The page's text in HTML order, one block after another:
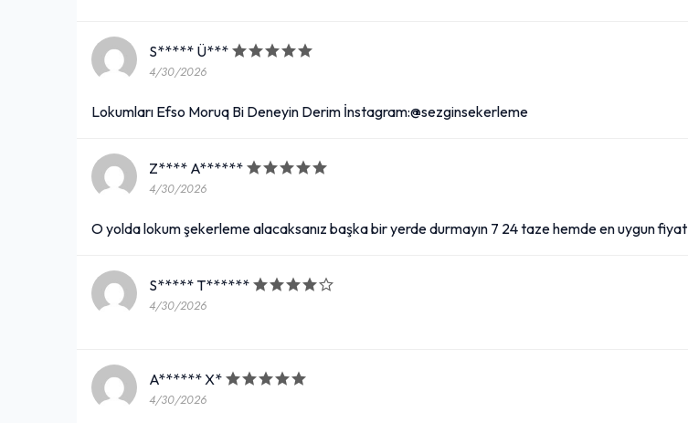
S***** Ü***
4/30/2026
Lokumları Efso Moruq Bi Deneyin Derim İnstagram:@sezginsekerleme
Z**** A******
4/30/2026
O yolda lokum şekerleme alacaksanız başka bir yerde durmayın 7 24 taze hemde en uygun fiyat
S***** T******
4/30/2026
A****** X*
4/30/2026